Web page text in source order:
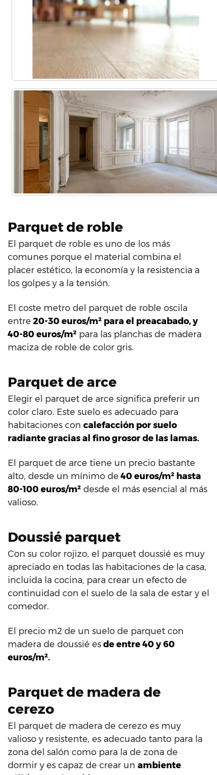
Parquet de roble
El parquet de roble es uno de los más
comunes porque el material combina el
placer estético, la economía y la resistencia a
los golpes y a la tensión.
El coste metro del parquet de roble oscila
entre 20-30 euros/m² para el preacabado, y
40-80 euros/m² para las planchas de madera
maciza de roble de color gris.
Parquet de arce
Elegir el parquet de arce significa preferir un
color claro. Este suelo es adecuado para
habitaciones con calefacción por suelo
radiante gracias al fino grosor de las lamas.
El parquet de arce tiene un precio bastante
alto, desde un mínimo de 40 euros/m² hasta
80-100 euros/m² desde el más esencial al más
valioso.
Doussié parquet
Con su color rojizo, el parquet doussié es muy
apreciado en todas las habitaciones de la casa,
incluida la cocina, para crear un efecto de
continuidad con el suelo de la sala de estar y el
comedor.
El precio m2 de un suelo de parquet con
madera de doussié esde entre 40 y 60
euros/m².
Parquet de madera de
cerezo
El parquet de madera de cerezo es muy
valioso y resistente, es adecuado tanto para la
zona del salón como para la de zona de
dormir y es capaz de crear un ambiente